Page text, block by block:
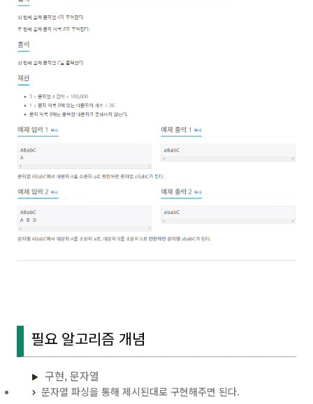
필요 알고리즘 개념
구현, 문자열
문자열 파싱을 통해 제시된대로 구현해주면 된다.